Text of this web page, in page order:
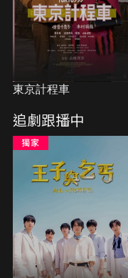
東京計程車
追劇跟播中